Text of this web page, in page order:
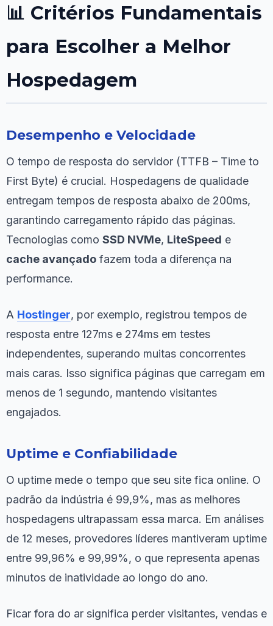
📊 Critérios Fundamentais
para Escolher a Melhor
Hospedagem
Desempenho e Velocidade
O tempo de resposta do servidor (TTFB – Time to
First Byte) é crucial. Hospedagens de qualidade
entregam tempos de resposta abaixo de 200ms,
garantindo carregamento rápido das páginas.
Tecnologias como SSD NVMe, LiteSpeed e
cache avançado fazem toda a diferença na
performance.
A Hostinger, por exemplo, registrou tempos de
resposta entre 127ms e 274ms em testes
independentes, superando muitas concorrentes
mais caras. Isso significa páginas que carregam em
menos de 1 segundo, mantendo visitantes
engajados.
Uptime e Confiabilidade
O uptime mede o tempo que seu site fica online. O
padrão da indústria é 99,9%, mas as melhores
hospedagens ultrapassam essa marca. Em análises
de 12 meses, provedores líderes mantiveram uptime
entre 99,96% e 99,99%, o que representa apenas
minutos de inatividade ao longo do ano.
Ficar fora do ar significa perder visitantes, vendas e